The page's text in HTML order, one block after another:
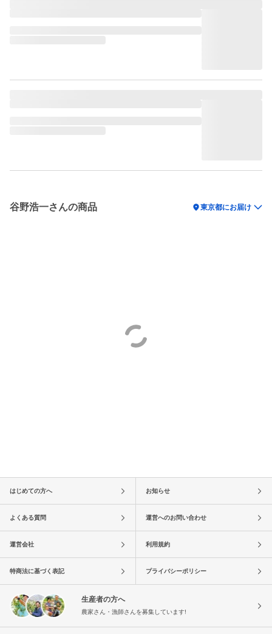
谷野浩一さんの商品 location_on東京都にお届け
はじめての方へ お知らせ
よくある質問 運営へのお問い合わせ
運営会社 利用規約
特商法に基づく表記 プライバシーポリシー
生産者の方へ
農家さん・漁師さんを募集しています!